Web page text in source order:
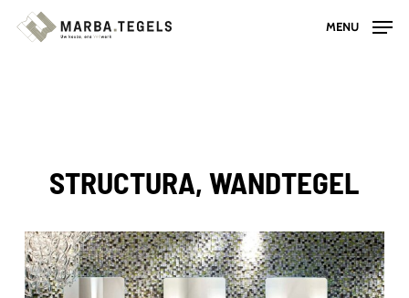
Skip
MENU
STRUCTURA, WANDTEGEL